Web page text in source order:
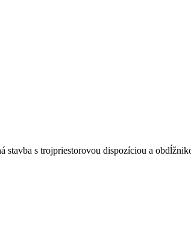
s trojpriestorovou dispozíciou a